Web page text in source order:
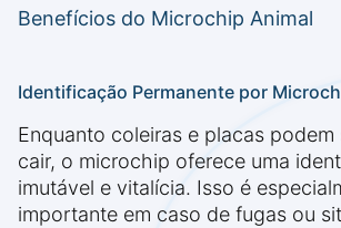
Benefícios do Microchip Animal
Identificação Permanente por
Enquanto coleiras e placas podem
cair, o microchip oferece uma
imutável e vitalícia. Isso é
importante em caso de fugas ou